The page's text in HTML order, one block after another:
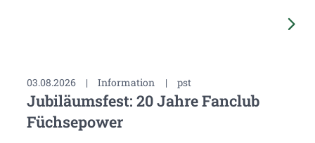
03.08.2026 | Information | pst
Jubiläumsfest: 20 Jahre Fanclub
Füchsepower